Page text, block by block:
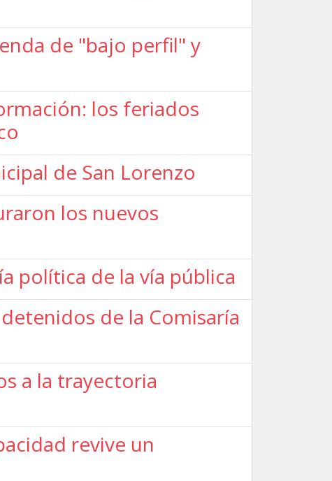
de "bajo perfil" y
los feriados
de San Lorenzo
los nuevos
política de la vía pública
de la Comisaría
a la trayectoria
revive un